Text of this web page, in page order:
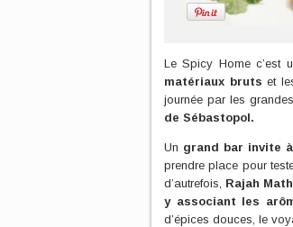
Le Spicy Home c’est
matériaux bruts et
journée par les
de Sébastopol.
Un grand bar invite
prendre place pour
d’autrefois, Rajah
y associant les
d’épices douces, le